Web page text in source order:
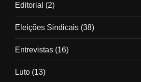
Editorial (2)
Eleições Sindicais (38)
Entrevistas (16)
Luto (13)